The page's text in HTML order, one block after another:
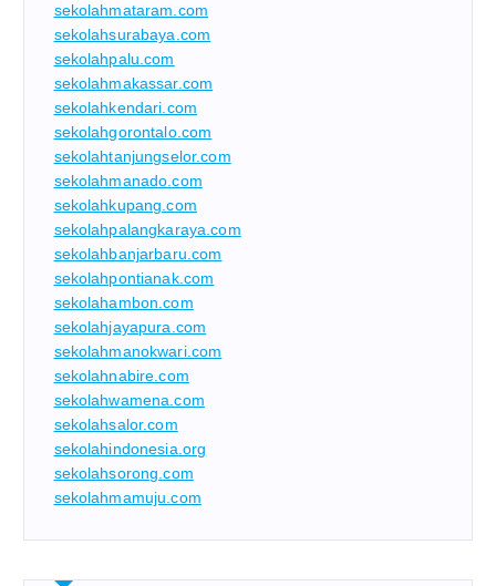
sekolahmataram.com
sekolahsurabaya.com
sekolahpalu.com
sekolahmakassar.com
sekolahkendari.com
sekolahgorontalo.com
sekolahtanjungselor.com
sekolahmanado.com
sekolahkupang.com
sekolahpalangkaraya.com
sekolahbanjarbaru.com
sekolahpontianak.com
sekolahambon.com
sekolahjayapura.com
sekolahmanokwari.com
sekolahnabire.com
sekolahwamena.com
sekolahsalor.com
sekolahindonesia.org
sekolahsorong.com
sekolahmamuju.com